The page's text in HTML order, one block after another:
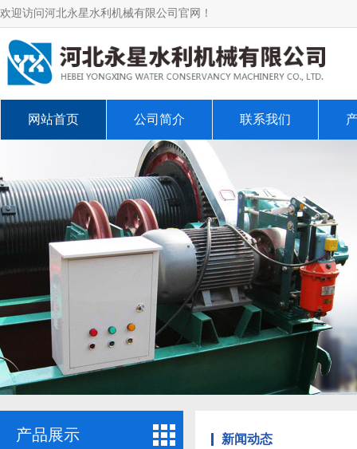
欢迎访问河北永星水利机械有限公司官网！
网站首页 公司简介 联系我们
产品展示 新闻动态